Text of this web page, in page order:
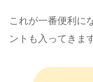
これが一番便利に
ントも入ってきま